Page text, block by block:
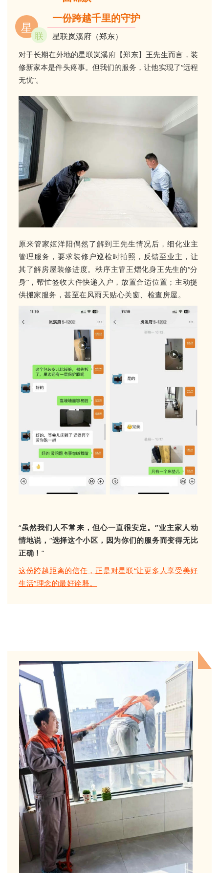
星
联
一份跨越千里的守护
星联岚溪府（郑东）
对于长期在外地的星联岚溪府【郑东】王先生而言，装
修新家本是件头疼事。但我们的服务，让他实现了“远程
无忧”。
原来管家姬洋阳偶然了解到王先生情况后，细化业主
管理服务，要求装修户巡检时拍照，反馈至业主，让
其了解房屋装修进度。秩序主管王熠化身王先生的“分
身”，帮忙签收大件快递入户，放置合适位置；主动提
供搬家服务，甚至在风雨天贴心关窗、检查房屋。
“虽然我们人不常来，但心一直很安定。”业主家人动
情地说， “选择这个小区，因为你们的服务而变得无比
正确！ ”
这份跨越距离的信任，正是对星联“让更多人享受美好
生活”理念的最好诠释。